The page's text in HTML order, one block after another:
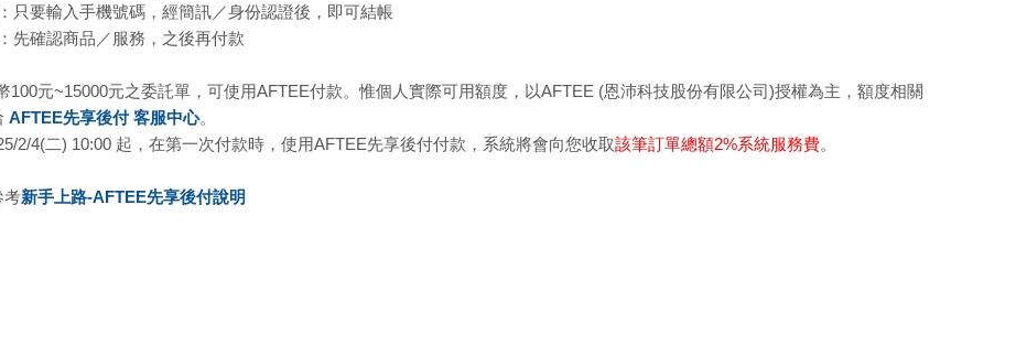
只要輸入手機號碼，經簡訊／身份認證後，即可結帳
先確認商品／服務，之後再付款
100元~15000元之委託單，可使用AFTEE付款。惟個人實際可用額度，以AFTEE (恩沛科技股份有限公司)授權為主，額度相關
AFTEE先享後付 客服中心。
2/4(二) 10:00 起，在第一次付款時，使用AFTEE先享後付付款，系統將會向您收取該筆訂單總額2%系統服務費。
考新手上路-AFTEE先享後付說明